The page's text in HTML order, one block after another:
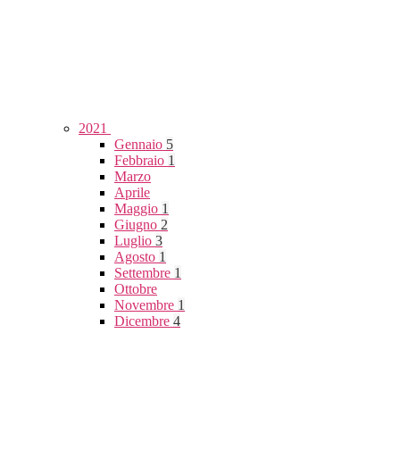
2021
Gennaio 5
Febbraio 1
Marzo
Aprile
Maggio 1
Giugno 2
Luglio 3
Agosto 1
Settembre 1
Ottobre
Novembre 1
Dicembre 4